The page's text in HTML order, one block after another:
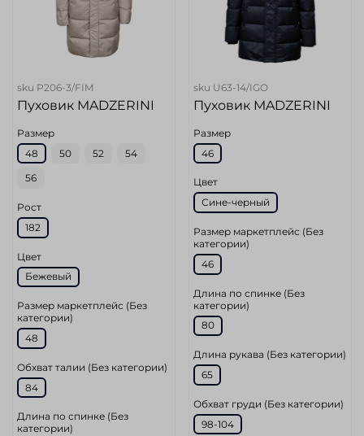
sku P206-3/FIM
Пуховик MADZERINI
Размер
48
50 52 54
56
Рост
182
Цвет
Бежевый
Размер маркетплейс (Без
категории)
48
Обхват талии (Без категории)
84
Длина по спинке (Без
категории)
sku U63-14/IGO
Пуховик MADZERINI
Размер
46
Цвет
Сине-черный
Размер маркетплейс (Без
категории)
46
Длина по спинке (Без
категории)
80
Длина рукава (Без категории)
65
Обхват груди (Без категории)
98-104